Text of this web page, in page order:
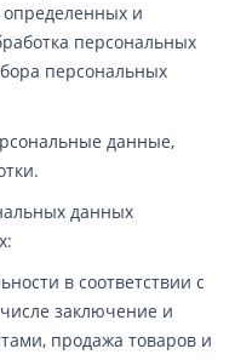
и
персональных
персональных
данные,
данных
в соответствии с
заключение и
продажа товаров и